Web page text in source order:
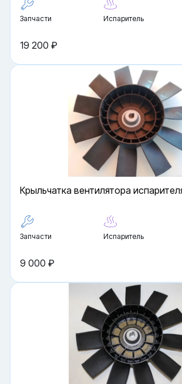
Запчасти Испаритель
19 200 ₽
Крыльчатка вентилятора
Запчасти Испаритель
9 000 ₽